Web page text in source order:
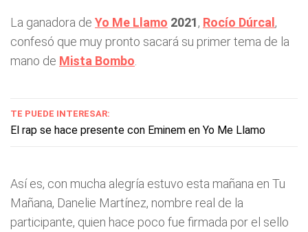
La ganadora de Yo Me Llamo 2021, Rocío Dúrcal ,
confesó que muy pronto sacará su primer tema de la
mano de Mista Bombo
TE PUEDE INTERESAR:
El rap se hace presente con Eminem en Yo Me Llamo
Así es, con mucha alegría estuvo esta mañana en Tu
Mañana, Danelie Martínez, nombre real de la
participante, quien hace poco fue firmada por el sello